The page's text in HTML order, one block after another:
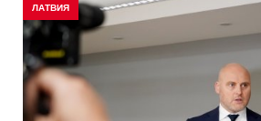
ЛАТВИЯ